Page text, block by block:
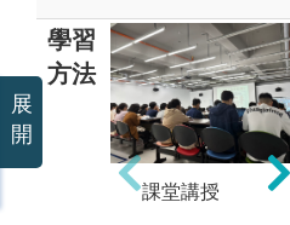
學習
方法
課堂講授
展
開